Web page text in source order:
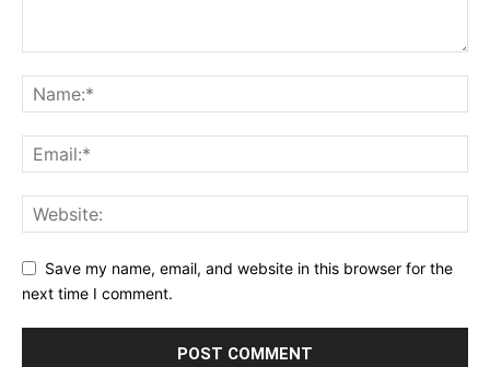
Save my name, email, and website in this browser for the
next time I comment.